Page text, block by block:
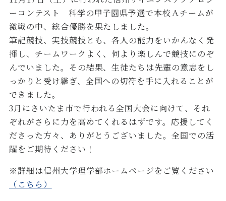
ーコンテスト 科学の甲子園県予選で本校Ａチームが
激戦の中、総合優勝を果たしました。
筆記競技、実技競技とも、各人の能力をいかんなく発
揮し、チームワークよく、何より楽しんで競技にのぞ
んでいました。その結果、生徒たちは先輩の意志をし
っかりと受け継ぎ、全国への切符を手に入れることが
できました。
3月にさいたま市で行われる全国大会に向けて、それ
ぞれがさらに力を高めてくれるはずです。応援してく
ださった方々、ありがとうございました。全国での活
躍をご期待ください！
※詳細は信州大学理学部ホームページをご覧ください
（こちら）